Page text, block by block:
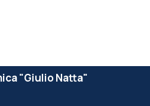
"Giulio Natta"